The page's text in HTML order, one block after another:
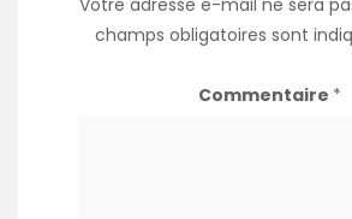
Votre adresse e-mail ne sera
champs obligatoires sont
Commentaire *